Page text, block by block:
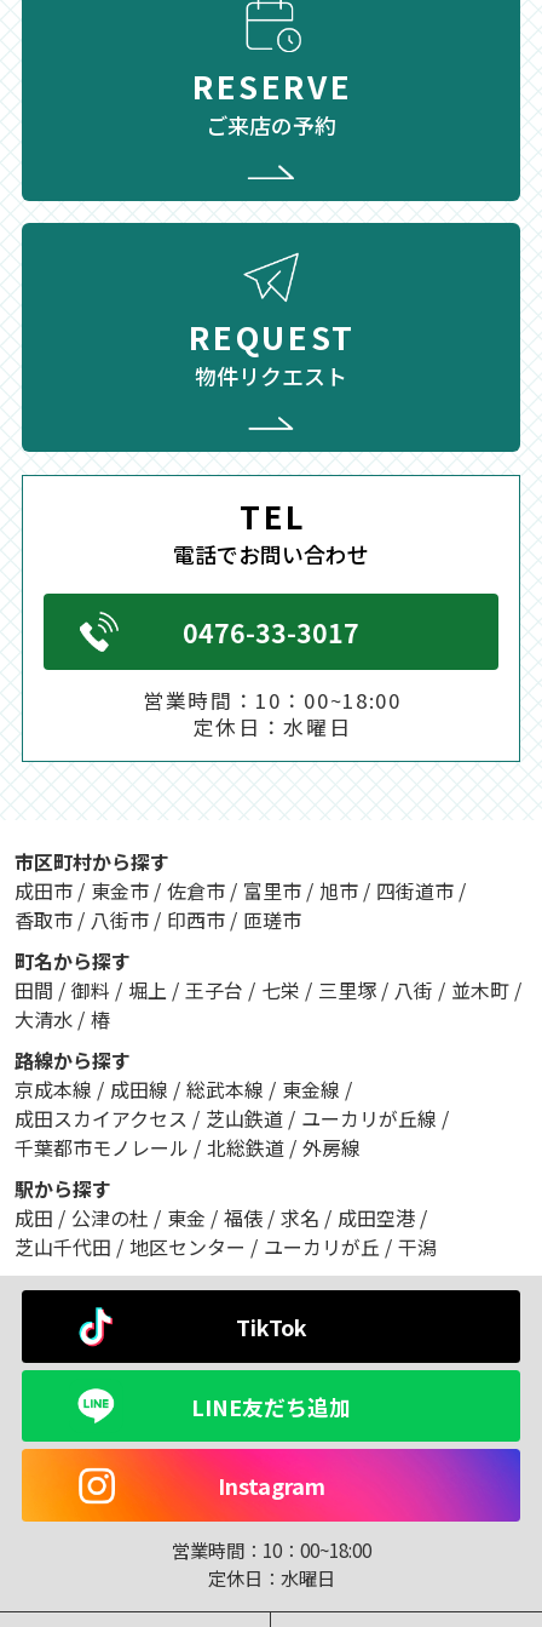
RESERVE
ご来店の予約
REQUEST
物件リクエスト
TEL
電話でお問い合わせ
0476-33-3017
営業時間： 10：00~18:00
定休日：水曜日
市区町村から探す
成田市 / 東金市 / 佐倉市 / 富里市 / 旭市 / 四街道市 /
香取市 / 八街市 / 印西市 / 匝瑳市
町名から探す
田間 / 御料 / 堀上 / 王子台 / 七栄 / 三里塚 / 八街 / 並木町 /
大清水 / 椿
路線から探す
京成本線 / 成田線 / 総武本線 / 東金線 /
成田スカイアクセス / 芝山鉄道 / ユーカリが丘線 /
千葉都市モノレール / 北総鉄道 / 外房線
駅から探す
成田 / 公津の杜 / 東金 / 福俵 / 求名 / 成田空港 /
芝山千代田 / 地区センター / ユーカリが丘 / 干潟
TikTok
LINE友だち追加
Instagram
営業時間： 10：00~18:00
定休日： 水曜日